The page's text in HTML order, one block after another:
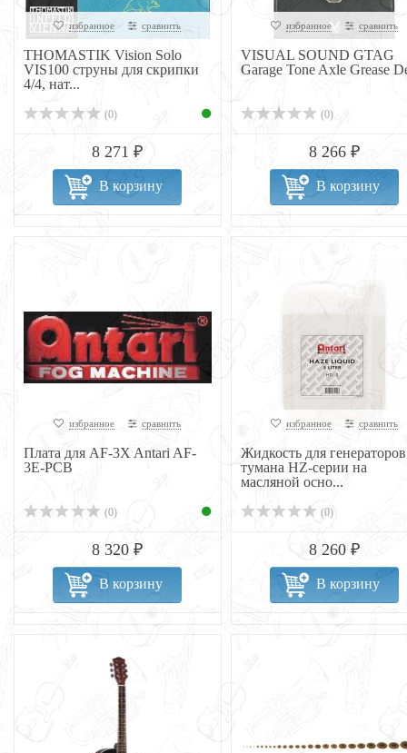
избранное сравнить
THOMASTIK Vision Solo
VIS100 cтруны для скрипки
4/4, нат...
(0)
8 271 ₽
В корзину
избранное сравнить
VISUAL SOUND GTAG
Garage Tone Axle Grease
(0)
8 266 ₽
В корзину
избранное сравнить
Плата для AF-3X Antari AF-
3E-PCB
(0)
8 320 ₽
В корзину
избранное сравнить
Жидкость для генераторов
тумана HZ-серии на
масляной осно...
(0)
8 260 ₽
В корзину